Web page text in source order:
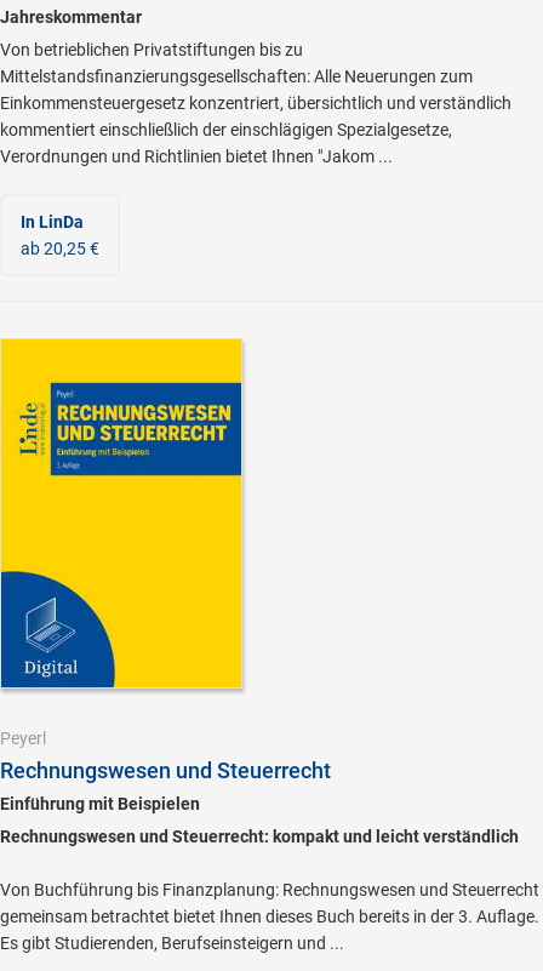
Jahreskommentar
Von betrieblichen Privatstiftungen bis zu
Mittelstandsfinanzierungsgesellschaften: Alle Neuerungen zum
Einkommensteuergesetz konzentriert, übersichtlich und verständlich
kommentiert einschließlich der einschlägigen Spezialgesetze,
Verordnungen und Richtlinien bietet Ihnen "Jakom ...
In LinDa
ab 20,25 €
Peyerl
Rechnungswesen und Steuerrecht
Einführung mit Beispielen
Rechnungswesen und Steuerrecht: kompakt und leicht verständlich
Von Buchführung bis Finanzplanung: Rechnungswesen und Steuerrecht
gemeinsam betrachtet bietet Ihnen dieses Buch bereits in der 3. Auflage.
Es gibt Studierenden, Berufseinsteigern und ...